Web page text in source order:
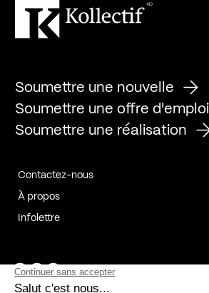
Soumettre une nouvelle
Soumettre une offre d'emploi
Soumettre une réalisation
Contactez-nous
À propos
Infolettre
Page Facebook de Kollectif
Page Instagram de Kollectif
Page Linkedin de Kollectif